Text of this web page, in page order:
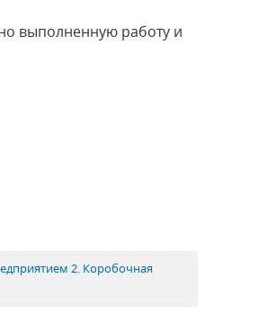
выполненную работу и
2. Коробочная